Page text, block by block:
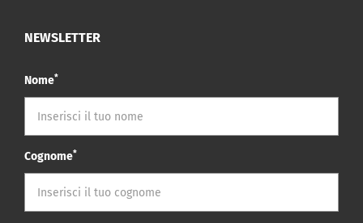
NEWSLETTER
Nome*
Cognome*